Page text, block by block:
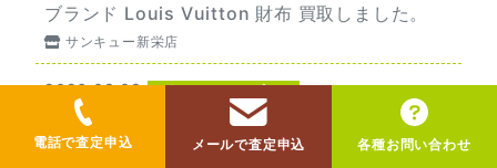
ブランド Louis Vuitton 財布 買取しました。
サンキュー新栄店
2026.08.08 おもちゃ・フィギュア
鹿児島市 買取専門 東京市場 サンキュー新栄店
トミカ ミニカー 買取しました。
電話で査定申込 メールで査定申込 各種お問い合わせ